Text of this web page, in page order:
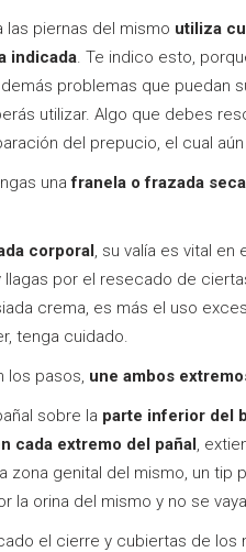
las piernas del mismo utiliza
indicada. Te indico esto,
problemas que puedan
utilizar. Algo que debes
del prepucio, el cual
unafranela o frazada seca
corporal, su valía es vital
llagas por el resecado de
crema, es más el uso
tenga cuidado.
los pasos, une ambos
sobre la parte inferior del
cada extremo del pañal,
zona genital del mismo, un tip
la orina del mismo y no se
el cierre y cubiertas de